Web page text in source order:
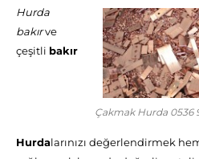
Çakmak Hurda 0536
Hurda
bakırve
çeşitli bakır
Hurdalarınızı değerlendirmek